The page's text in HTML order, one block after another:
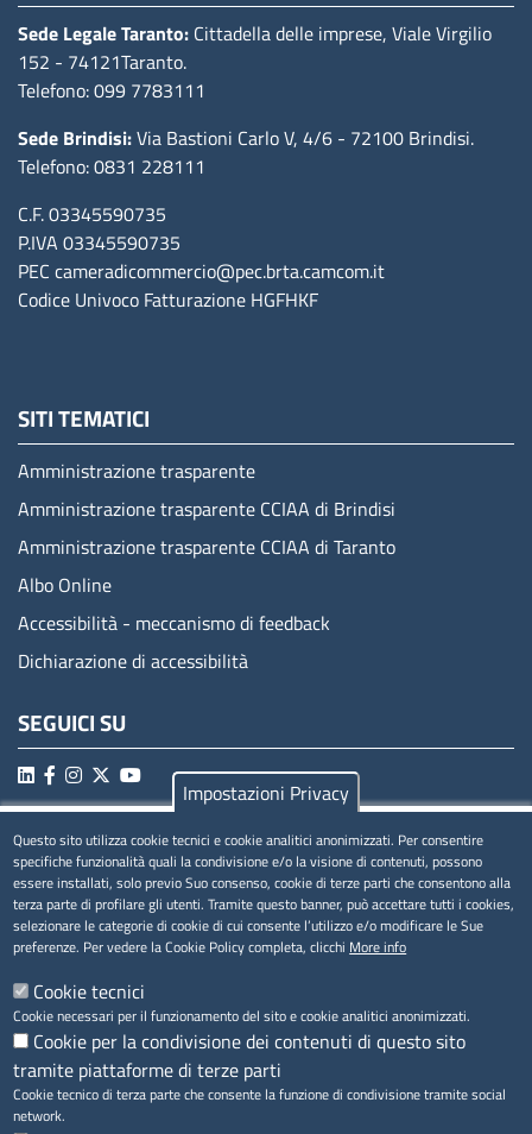
Sede Legale Taranto: Cittadella delle imprese, Viale Virgilio
152 - 74121Taranto.
Telefono: 099 7783111
Sede Brindisi:Via Bastioni Carlo V, 4/6 - 72100 Brindisi.
Telefono: 0831 228111
C.F. 03345590735
P.IVA 03345590735
PEC cameradicommercio@pec.brta.camcom.it
Codice Univoco Fatturazione HGFHKF
SITI TEMATICI
Amministrazione trasparente
Amministrazione trasparente CCIAA di Brindisi
Amministrazione trasparente CCIAA di Taranto
Albo Online
Accessibilità - meccanismo di feedback
Dichiarazione di accessibilità
SEGUICI SU
MENÚ PRIVACY
Privacy
Cookie
Accesso riservato
Impostazioni Privacy
Questo sito utilizza cookie tecnici e cookie analitici anonimizzati. Per consentire
specifiche funzionalità quali la condivisione e/o la visione di contenuti, possono
essere installati, solo previo Suo consenso, cookie di terze parti che consentono alla
terza parte di profilare gli utenti. Tramite questo banner, può accettare tutti i cookies,
selezionare le categorie di cookie di cui consente l’utilizzo e/o modificare le Sue
preferenze. Per vedere la Cookie Policy completa, clicchi More info
Cookie tecnici
Cookie necessari per il funzionamento del sito e cookie analitici anonimizzati.
Cookie per la condivisione dei contenuti di questo sito
tramite piattaforme di terze parti
Cookie tecnico di terza parte che consente la funzione di condivisione tramite social
network.